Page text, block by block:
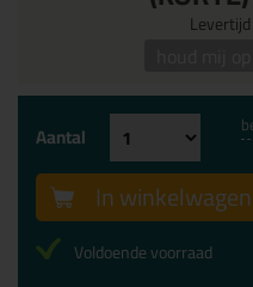
Aantal
In winkelwagen
Voldoende voorraad